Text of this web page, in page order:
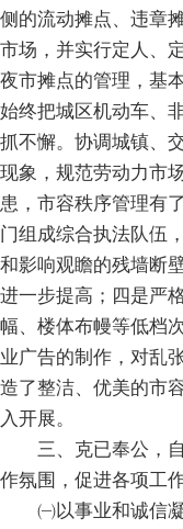
侧的流动摊点、违章
市场，并实行定人、
夜市摊点的管理，基
始终把城区机动车、
抓不懈。协调城镇、
现象，规范劳动力市
患，市容秩序管理有
门组成综合执法队伍
和影响观瞻的残墙断
进一步提高；四是严
幅、楼体布幔等低档
业广告的制作，对乱
造了整洁、优美的市
入开展。
三、克已奉公，自
作氛围，促进各项工
㈠以事业和诚信凝